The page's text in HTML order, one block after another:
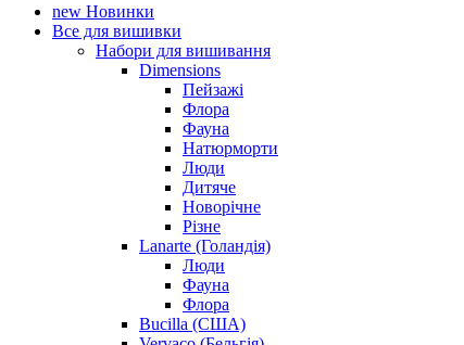
new Новинки
Все для вишивки
Набори для вишивання
Dimensions
Пейзажі
Флора
Фауна
Натюрморти
Люди
Дитяче
Новорічне
Різне
Lanarte (Голандія)
Люди
Фауна
Флора
Bucilla (США)